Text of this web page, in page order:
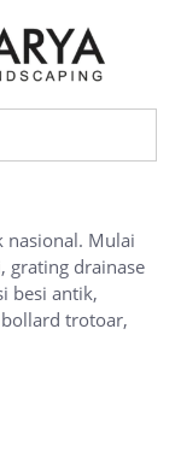
nasional. Mulai
grating drainase
besi antik,
trotoar,